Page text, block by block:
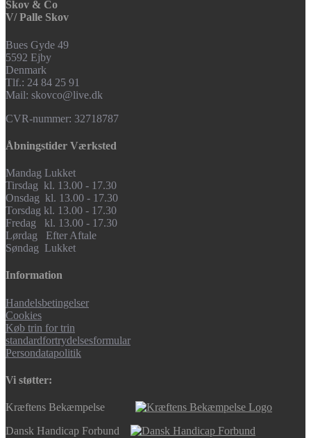
Skov & Co
V/ Palle Skov
Bues Gyde 49
5592 Ejby
Denmark
Tlf.: 24 84 25 91
Mail: skovco@live.dk
CVR-nummer: 32718787
Åbningstider Værksted
Mandag Lukket
Tirsdag kl. 13.00 - 17.30
Onsdag kl. 13.00 - 17.30
Torsdag kl. 13.00 - 17.30
Fredag kl. 13.00 - 17.30
Lørdag Efter Aftale
Søndag Lukket
Information
Handelsbetingelser
Cookies
Køb trin for trin
standardfortrydelsesformular
Persondatapolitik
Vi støtter:
Kræftens Bekæmpelse
Dansk Handicap Forbund